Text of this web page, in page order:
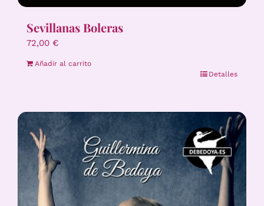
Sevillanas Boleras
72,00 €
Añadir al carrito
Detalles